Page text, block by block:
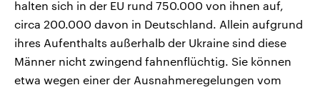
halten sich in der EU rund 750.000 von ihnen auf,
circa 200.000 davon in Deutschland. Allein aufgrund
ihres Aufenthalts außerhalb der Ukraine sind diese
Männer nicht zwingend fahnenflüchtig. Sie können
etwa wegen einer der Ausnahmeregelungen vom